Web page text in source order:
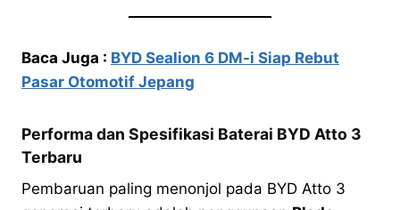
Baca Juga : BYD Sealion 6 DM-i Siap Rebut
Pasar Otomotif Jepang
Performa dan Spesifikasi Baterai BYD Atto 3
Terbaru
Pembaruan paling menonjol pada BYD Atto 3